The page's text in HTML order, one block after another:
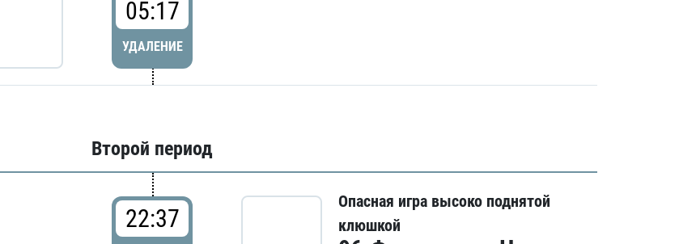
05:17
УДАЛЕНИЕ
Второй период
22:37
Опасная игра высоко поднятой
клюшкой